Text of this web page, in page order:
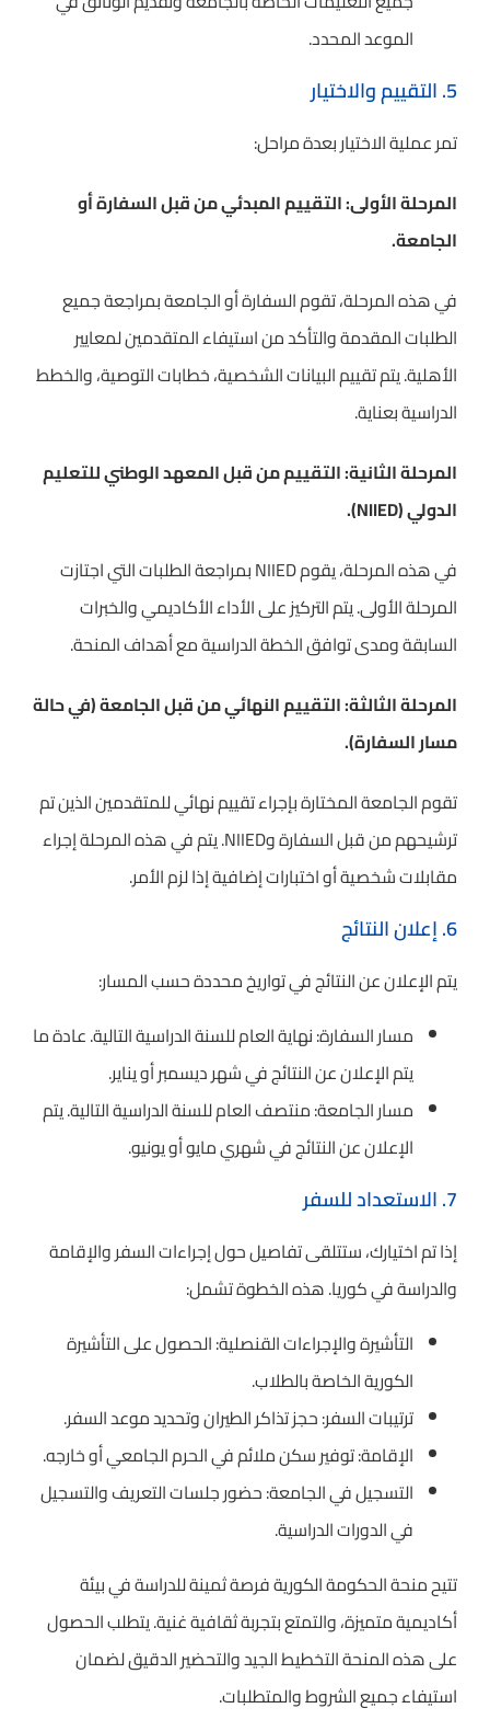
الموعد المحدد.
5. التقييم والاختيار
تمر عملية الاختيار بعدة مراحل:
المرحلة الأولى: التقييم المبدئي من قبل السفارة أو
الجامعة.
في هذه المرحلة، تقوم السفارة أو الجامعة بمراجعة جميع
الطلبات المقدمة والتأكد من استيفاء المتقدمين لمعايير
الأهلية. يتم تقييم البيانات الشخصية، خطابات التوصية، والخطط
الدراسية بعناية.
المرحلة الثانية: التقييم من قبل المعهد الوطني للتعليم
الدولي (NIIED).
في هذه المرحلة، يقوم NIIED بمراجعة الطلبات التي اجتازت
المرحلة الأولى. يتم التركيز على الأداء الأكاديمي والخبرات
السابقة ومدى توافق الخطة الدراسية مع أهداف المنحة.
المرحلة الثالثة: التقييم النهائي من قبل الجامعة (في حالة
مسار السفارة).
تقوم الجامعة المختارة بإجراء تقييم نهائي للمتقدمين الذين تم
ترشيحهم من قبل السفارة وNIIED. يتم في هذه المرحلة إجراء
مقابلات شخصية أو اختبارات إضافية إذا لزم الأمر.
6. إعلان النتائج
يتم الإعلان عن النتائج في تواريخ محددة حسب المسار:
مسار السفارة: نهاية العام للسنة الدراسية التالية. عادة ما
يتم الإعلان عن النتائج في شهر ديسمبر أو يناير.
مسار الجامعة: منتصف العام للسنة الدراسية التالية. يتم
الإعلان عن النتائج في شهري مايو أو يونيو.
7. الاستعداد للسفر
إذا تم اختيارك، ستتلقى تفاصيل حول إجراءات السفر والإقامة
والدراسة في كوريا. هذه الخطوة تشمل:
التأشيرة والإجراءات القنصلية: الحصول على التأشيرة
الكورية الخاصة بالطلاب.
ترتيبات السفر: حجز تذاكر الطيران وتحديد موعد السفر.
الإقامة: توفير سكن ملائم في الحرم الجامعي أو خارجه.
التسجيل في الجامعة: حضور جلسات التعريف والتسجيل
في الدورات الدراسية.
تتيح منحة الحكومة الكورية فرصة ثمينة للدراسة في بيئة
أكاديمية متميزة، والتمتع بتجربة ثقافية غنية. يتطلب الحصول
على هذه المنحة التخطيط الجيد والتحضير الدقيق لضمان
استيفاء جميع الشروط والمتطلبات.